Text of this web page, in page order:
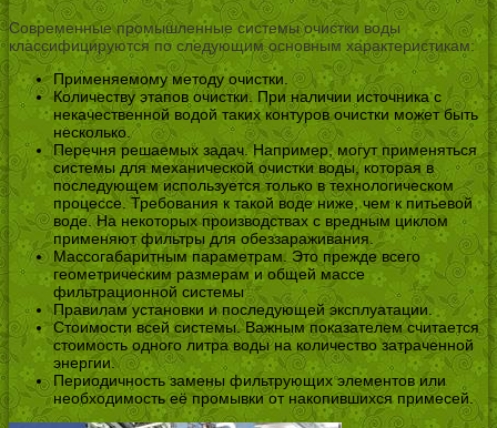
Современные промышленные системы очистки воды
классифицируются по следующим основным характеристикам:
Применяемому методу очистки.
Количеству этапов очистки. При наличии источника с
некачественной водой таких контуров очистки может быть
несколько.
Перечня решаемых задач. Например, могут применяться
системы для механической очистки воды, которая в
последующем используется только в технологическом
процессе. Требования к такой воде ниже, чем к питьевой
воде. На некоторых производствах с вредным циклом
применяют фильтры для обеззараживания.
Массогабаритным параметрам. Это прежде всего
геометрическим размерам и общей массе
фильтрационной системы
Правилам установки и последующей эксплуатации.
Стоимости всей системы. Важным показателем считается
стоимость одного литра воды на количество затраченной
энергии.
Периодичность замены фильтрующих элементов или
необходимость её промывки от накопившихся примесей.